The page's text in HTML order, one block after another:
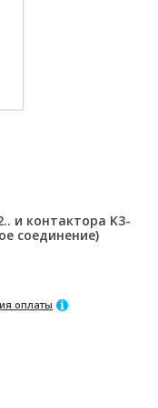
и контактора K3-
соединение)
оплаты